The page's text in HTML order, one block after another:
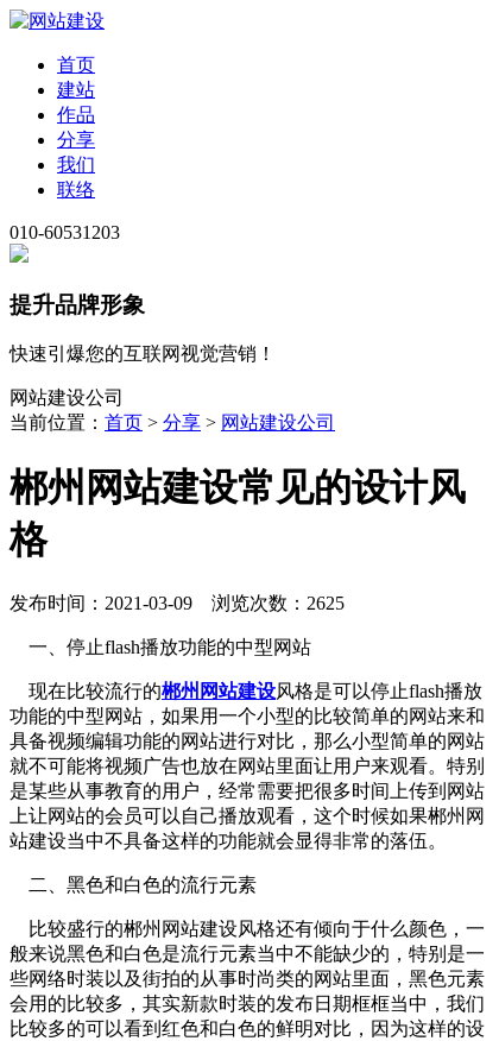
首页
建站
作品
分享
我们
联络
010-60531203
提升品牌形象
快速引爆您的互联网视觉营销！
网站建设公司
当前位置： 首页 > 分享 > 网站建设公司
郴州网站建设常见的设计风
格
发布时间：2021-03-09 浏览次数：2625
一、停止flash播放功能的中型网站
现在比较流行的郴州网站建设风格是可以停止flash播放
功能的中型网站，如果用一个小型的比较简单的网站来和
具备视频编辑功能的网站进行对比，那么小型简单的网站
就不可能将视频广告也放在网站里面让用户来观看。特别
是某些从事教育的用户，经常需要把很多时间上传到网站
上让网站的会员可以自己播放观看，这个时候如果郴州网
站建设当中不具备这样的功能就会显得非常的落伍。
二、黑色和白色的流行元素
比较盛行的郴州网站建设风格还有倾向于什么颜色，一
般来说黑色和白色是流行元素当中不能缺少的，特别是一
些网络时装以及街拍的从事时尚类的网站里面，黑色元素
会用的比较多，其实新款时装的发布日期框框当中，我们
比较多的可以看到红色和白色的鲜明对比，因为这样的设